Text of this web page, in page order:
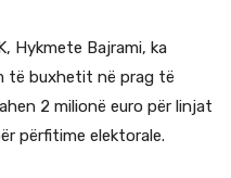
Hykmete Bajrami, ka
të buxhetit në prag të
2 milionë euro për linjat
përfitime elektorale.